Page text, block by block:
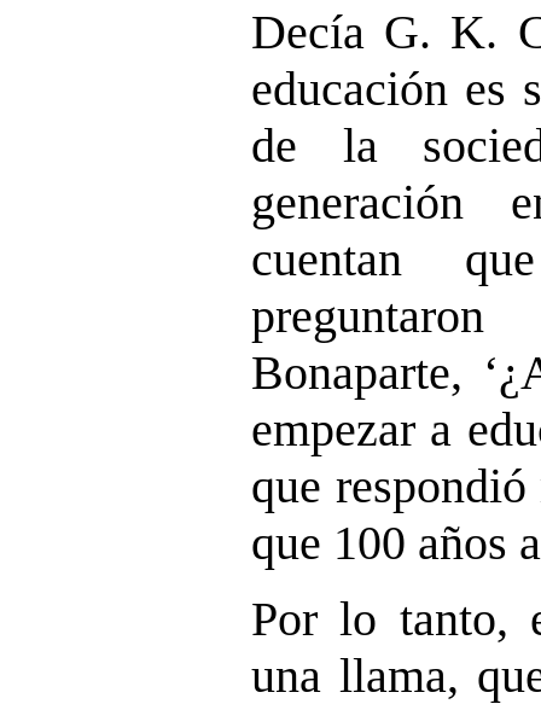
Decía G. K.
educación es
de la
generación
cuentan
Bonaparte,
empezar a
que
que 100 años
Por lo tanto,
una llama,